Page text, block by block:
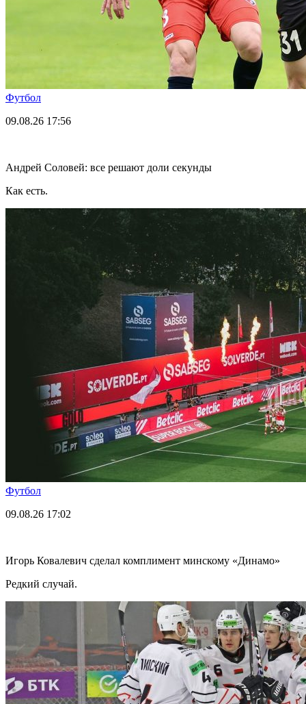
Футбол
09.08.26 17:56
Андрей Соловей: все решают доли секунды
Как есть.
Футбол
09.08.26 17:02
Игорь Ковалевич сделал комплимент минскому «Динамо»
Редкий случай.